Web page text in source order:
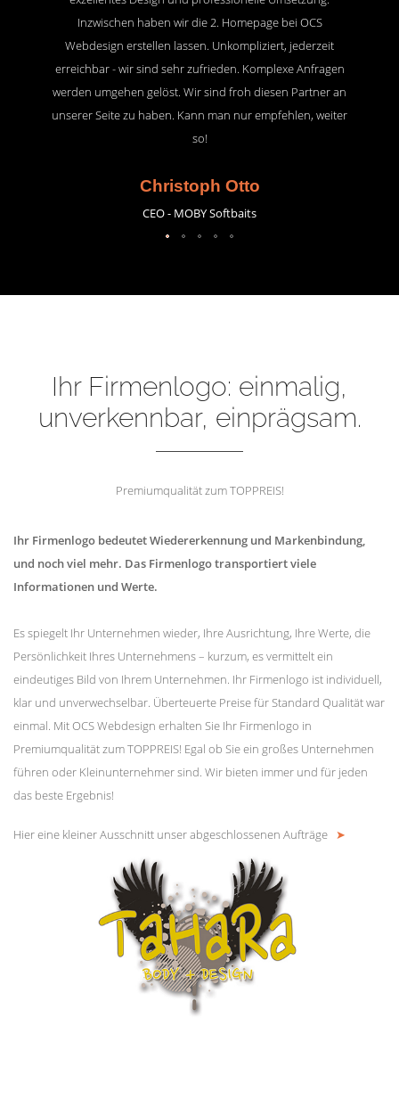
Inzwischen haben wir die 2. Homepage bei OCS
Webdesign erstellen lassen. Unkompliziert, jederzeit
erreichbar - wir sind sehr zufrieden. Komplexe Anfragen
werden umgehen gelöst. Wir sind froh diesen Partner an
unserer Seite zu haben. Kann man nur empfehlen, weiter
so!
Christoph Otto
CEO - MOBY Softbaits
Ihr Firmenlogo: einmalig,
unverkennbar, einprägsam.
Premiumqualität zum TOPPREIS!
Ihr Firmenlogo bedeutet Wiedererkennung und Markenbindung,
und noch viel mehr. Das Firmenlogo transportiert viele
Informationen und Werte.
Es spiegelt Ihr Unternehmen wieder, Ihre Ausrichtung, Ihre Werte, die
Persönlichkeit Ihres Unternehmens – kurzum, es vermittelt ein
eindeutiges Bild von Ihrem Unternehmen. Ihr Firmenlogo ist individuell,
klar und unverwechselbar. Überteuerte Preise für Standard Qualität war
einmal. Mit OCS Webdesign erhalten Sie Ihr Firmenlogo in
Premiumqualität zum TOPPREIS! Egal ob Sie ein großes Unternehmen
führen oder Kleinunternehmer sind. Wir bieten immer und für jeden
das beste Ergebnis!
Hier eine kleiner Ausschnitt unser abgeschlossenen Aufträge ➤